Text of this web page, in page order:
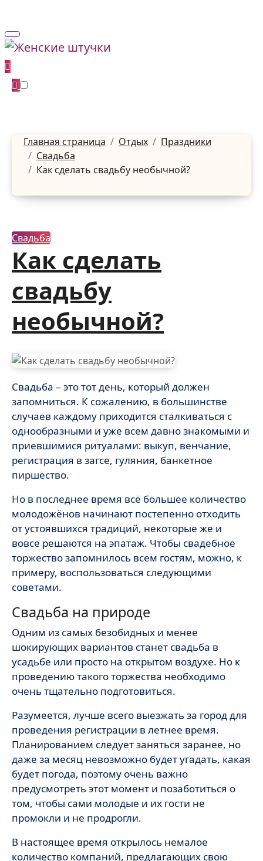
содержанию
Главная страница Отдых
Праздники
Свадьба
Как сделать свадьбу необычной?
Свадьба
Как сделать
свадьбу
необычной?
Свадьба – это тот день, который должен
запомниться. К сожалению, в большинстве
случаев каждому приходится сталкиваться с
однообразными и уже всем давно знакомыми и
приевшимися ритуалами: выкуп, венчание,
регистрация в загсе, гуляния, банкетное
пиршество.
Но в последнее время всё большее количество
молодожёнов начинают постепенно отходить
от устоявшихся традиций, некоторые же и
вовсе решаются на эпатаж. Чтобы свадебное
торжество запомнилось всем гостям, можно, к
примеру, воспользоваться следующими
советами.
Свадьба на природе
Одним из самых безобидных и менее
шокирующих вариантов станет свадьба в
усадьбе или просто на открытом воздухе. Но к
проведению такого торжества необходимо
очень тщательно подготовиться.
Разумеется, лучше всего выезжать за город для
проведения регистрации в летнее время.
Планированием следует заняться заранее, но
даже за месяц невозможно будет угадать, какая
будет погода, поэтому очень важно
предусмотреть этот момент и позаботиться о
том, чтобы сами молодые и их гости не
промокли и не продрогли.
В настоящее время открылось немалое
количество компаний, предлагающих свою